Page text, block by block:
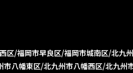
区 福岡市早良区 福岡市城南区 北九
市八幡東区 北九州市八幡西区 北九州